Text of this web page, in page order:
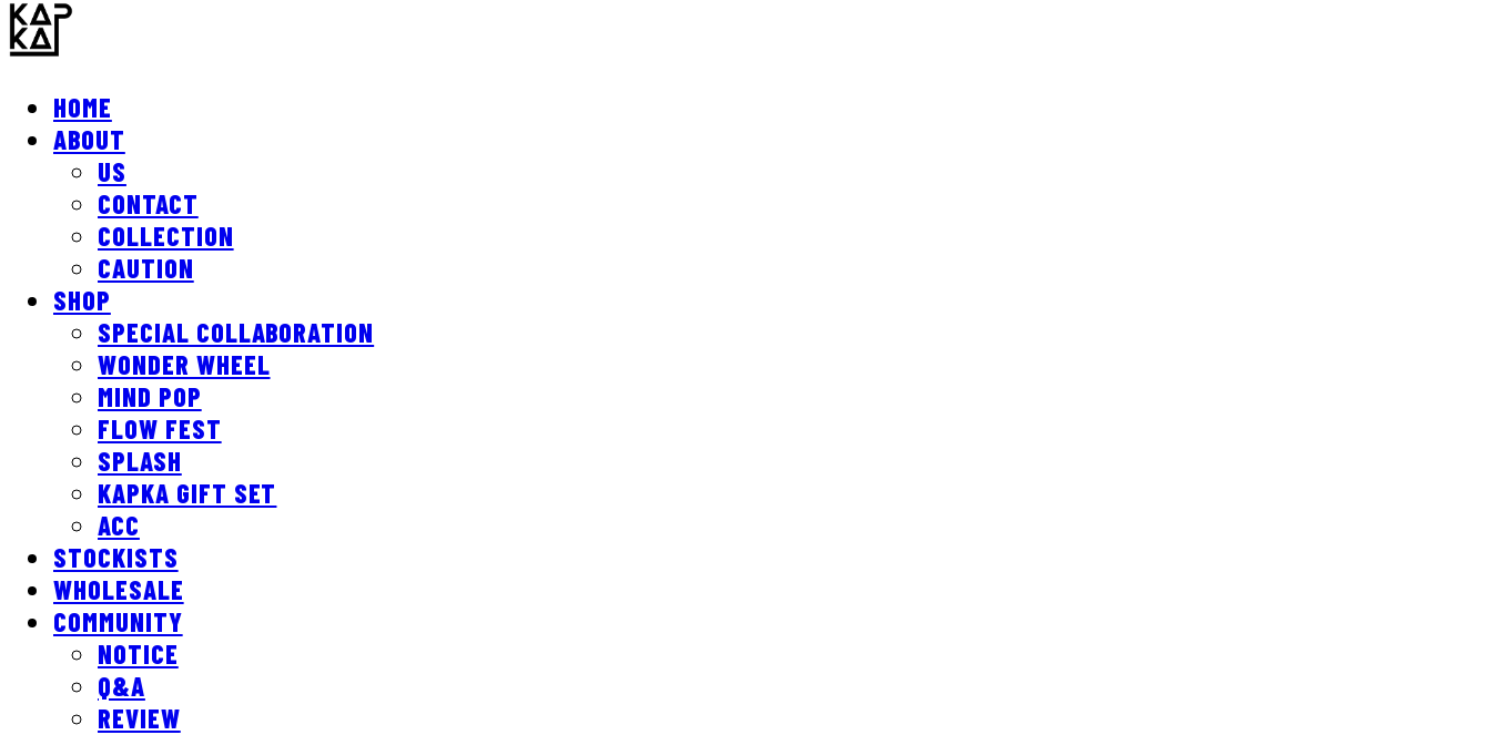
HOME
ABOUT
US
CONTACT
COLLECTION
CAUTION
SHOP
SPECIAL COLLABORATION
WONDER WHEEL
MIND POP
FLOW FEST
SPLASH
KAPKA GIFT SET
ACC
STOCKISTS
WHOLESALE
COMMUNITY
NOTICE
Q&A
REVIEW